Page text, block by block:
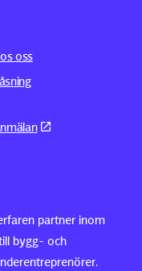
partner inom
bygg- och
oss